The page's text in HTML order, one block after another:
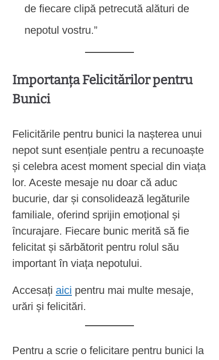
de fiecare clipă petrecută alături de
nepotul vostru.”
Importanța Felicitărilor pentru
Bunici
Felicitările pentru bunici la nașterea unui
nepot sunt esențiale pentru a recunoaște
și celebra acest moment special din viața
lor. Aceste mesaje nu doar că aduc
bucurie, dar și consolidează legăturile
familiale, oferind sprijin emoțional și
încurajare. Fiecare bunic merită să fie
felicitat și sărbătorit pentru rolul său
important în viața nepotului.
Accesați aici pentru mai multe mesaje,
urări și felicitări.
Pentru a scrie o felicitare pentru bunici la